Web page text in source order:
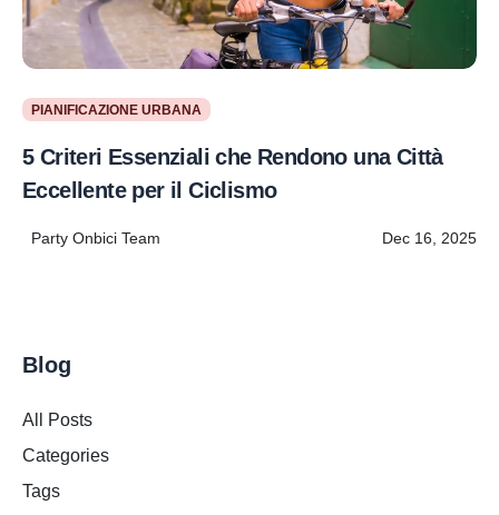
PIANIFICAZIONE URBANA
5 Criteri Essenziali che Rendono una Città
Eccellente per il Ciclismo
Party Onbici Team Dec 16, 2025
Blog
All Posts
Categories
Tags